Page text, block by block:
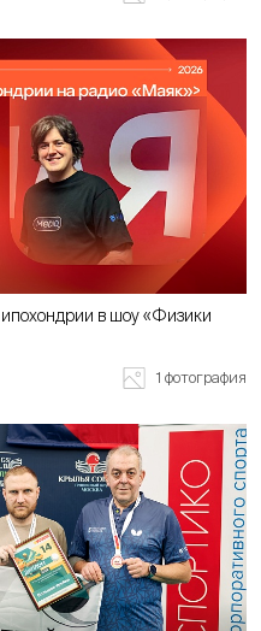
1 фотография
в шоу «Физики